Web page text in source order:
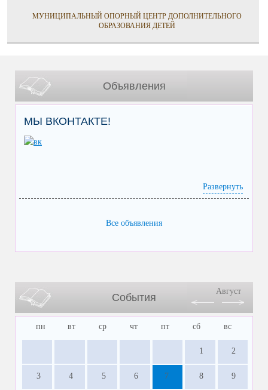
МУНИЦИПАЛЬНЫЙ ОПОРНЫЙ ЦЕНТР ДОПОЛНИТЕЛЬНОГО
ОБРАЗОВАНИЯ ДЕТЕЙ
Объявления
МЫ ВКОНТАКТЕ!
Развернуть
Все объявления
События
Август
пн вт ср чт пт сб вс
1 2
3 4 5 6 7 8 9